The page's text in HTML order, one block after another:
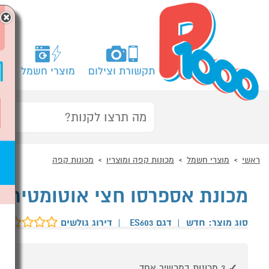
תקשורת וצילום מוצרי חשמל
ראשי מוצרי חשמל מכונות קפה ומוצריו מכונות קפה
מכונת אספרסו חצי אוטומטית NINJA LUXE CAFE ES603
סוג מוצר: חדש | דגם ES603 | דירוג גולשים
×